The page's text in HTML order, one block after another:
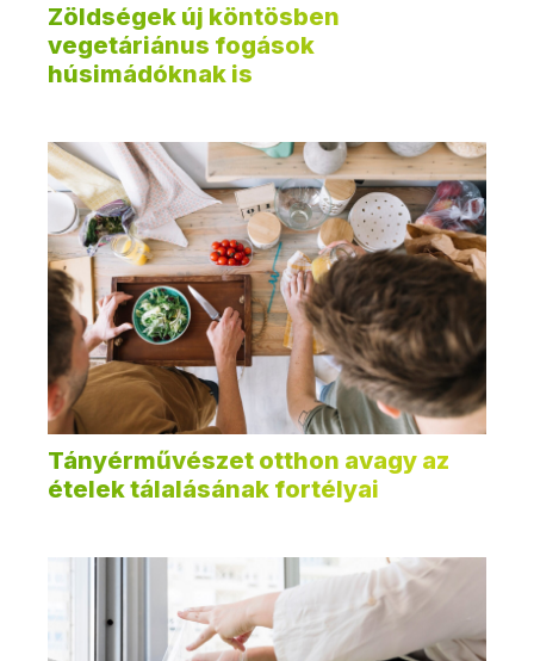
Zöldségek új köntösben
vegetáriánus fogások
húsimádóknak is
Tányérművészet otthon avagy az
ételek tálalásának fortélyai